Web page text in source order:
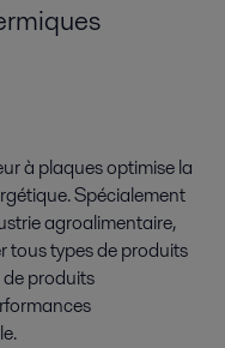
à plaques optimise la
Spécialement
agroalimentaire,
tous types de produits
de produits